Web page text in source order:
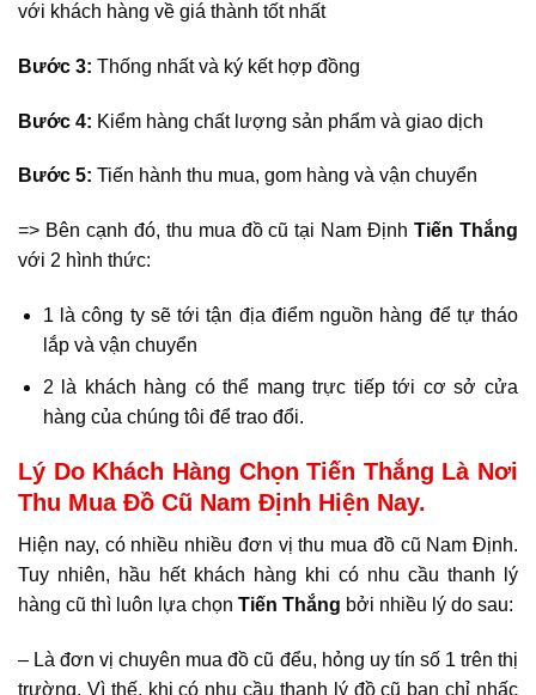
với khách hàng về giá thành tốt nhất
Bước 3: Thống nhất và ký kết hợp đồng
Bước 4: Kiểm hàng chất lượng sản phẩm và giao dịch
Bước 5: Tiến hành thu mua, gom hàng và vận chuyển
=> Bên cạnh đó, thu mua đồ cũ tại Nam ĐịnhTiến Thắng
với 2 hình thức:
1 là công ty sẽ tới tận địa điểm nguồn hàng để tự tháo
lắp và vận chuyển
2 là khách hàng có thể mang trực tiếp tới cơ sở cửa
hàng của chúng tôi để trao đổi.
Lý Do Khách Hàng Chọn Tiến Thắng Là Nơi
Thu Mua Đồ Cũ Nam Định Hiện Nay.
Hiện nay, có nhiều nhiều đơn vị thu mua đồ cũ Nam Định.
Tuy nhiên, hầu hết khách hàng khi có nhu cầu thanh lý
hàng cũ thì luôn lựa chọn Tiến Thắng bởi nhiều lý do sau:
– Là đơn vị chuyên mua đồ cũ đểu, hỏng uy tín số 1 trên thị
trường. Vì thế, khi có nhu cầu thanh lý đồ cũ bạn chỉ nhấc